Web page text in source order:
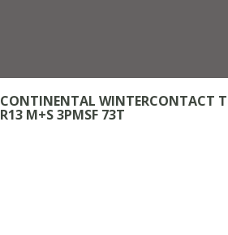
CONTINENTAL WINTERCONTACT
R13 M+S 3PMSF 73T